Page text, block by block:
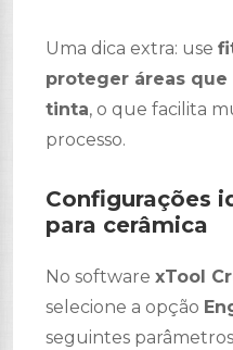
Uma dica extra: use
proteger áreas
tinta, o que facilita
processo.
Configurações
para cerâmica
No software xTool
selecione a opção
seguintes